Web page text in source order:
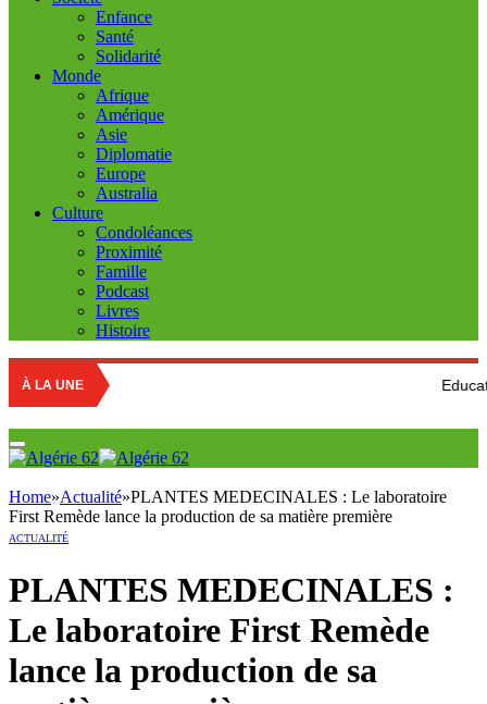
Enfance
Santé
Solidarité
Monde
Afrique
Amérique
Asie
Diplomatie
Europe
Australia
Culture
Condoléances
Proximité
Famille
Podcast
Livres
Histoire
À LA UNE Education nationale :
Home»Actualité»PLANTES MEDECINALES : Le laboratoire
First Remède lance la production de sa matière première
ACTUALITÉ
PLANTES MEDECINALES :
Le laboratoire First Remède
lance la production de sa